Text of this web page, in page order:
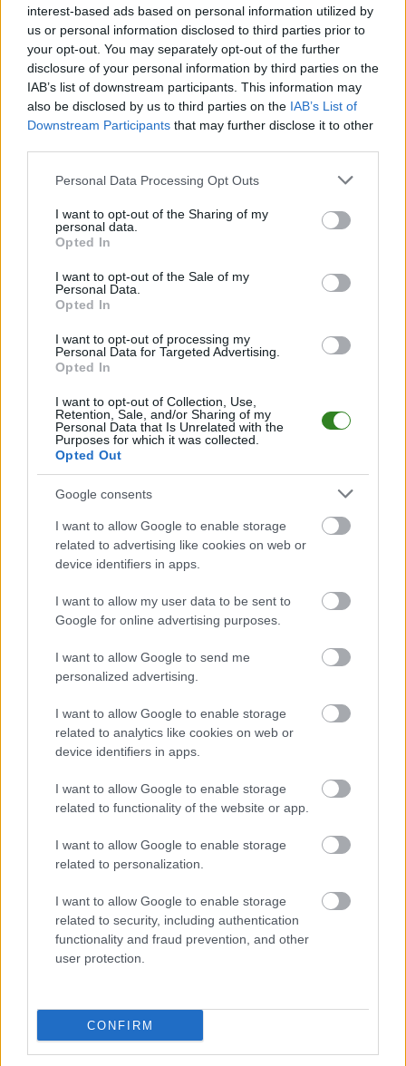
interest-based ads based on personal information utilized by
us or personal information disclosed to third parties prior to
your opt-out. You may separately opt-out of the further
disclosure of your personal information by third parties on the
IAB’s list of downstream participants. This information may
also be disclosed by us to third parties on the IAB’s List of
Downstream Participants that may further disclose it to other
Please note that this website/app uses one or more Google
not limited to your visit or usage behaviour. You may click to
grant or deny consent to Google and its third-party tags to
use your data for below specified purposes in below Google
consent section.
Personal Data Processing Opt Outs
I want to opt-out of the Sharing of my
personal data.
Opted In
I want to opt-out of the Sale of my
Personal Data.
Opted In
I want to opt-out of processing my
Personal Data for Targeted Advertising.
Opted In
I want to opt-out of Collection, Use,
Retention, Sale, and/or Sharing of my
Personal Data that Is Unrelated with the
Purposes for which it was collected.
Opted Out
Google consents
I want to allow Google to enable storage
related to advertising like cookies on web or
device identifiers in apps.
I want to allow my user data to be sent to
Google for online advertising purposes.
I want to allow Google to send me
personalized advertising.
I want to allow Google to enable storage
related to analytics like cookies on web or
device identifiers in apps.
I want to allow Google to enable storage
related to functionality of the website or app.
I want to allow Google to enable storage
related to personalization.
I want to allow Google to enable storage
related to security, including authentication
functionality and fraud prevention, and other
user protection.
CONFIRM
Wynik meczu Zorza Jagiełła vs KS Kisielów
Po zakończeniu spotkania automatycznie publikujemyoficjalny wynik
spotkania, a także dane meczowe, jeśli są dostępne.
Pełny harmonogram rozgrywek dostępny jest tutaj:Jarosław > Klasa B
Przeworsk - terminarz
Informacje o składach i strzelcach
W miarę dostępności danych, publikujemyskłady wyjściowe,
aktualizujemy zależnie od poziomu ligi i dostępnych źródeł.
Śledź mecze swojej drużyny
Jeśli jesteś kibicem klubu Zorza Jagiełła lub KS Kisielów - zaglądaj tutaj
meczów, wynikach, transferach i newsach klubowych
PodkarpacieLive.pl to największa baza
piłkarskichw województwie. Sprawdź nasze relacje, śledź ulubioną ligę i
Analiza przed meczem: Zorza Jagiełła vs KS Kisielów
Jarosław > Klasa B Przeworsk. Spotkanie zostanie rozegrane w dniu 29
marca 2026. Początek meczu o godz. 11:30.
Zorza Jagiełłaprzystępuje do tego spotkania w roli gospodarza. Jak
drużyna radzi sobie w sezonie 2025/2026 rozgrywek Jarosław > Klasa B
Przeworsk przed własną publicznością? Na tej stronie możecie zobaczyć
tabelę uwzględniającą tylko mecze u siebie. W tabeli biorącej pod uwagę
KS Kisielów.
Jarosław > Klasa B Przeworsk - sytuacja w tabeli
(Zorza Jagiełła) zajmują
11. miejsce
w tabeli. Goście (KS Kisielów) plasują
3. miejscu.
bramkowe.
Zorza Jagiełła vs. KS Kisielów - relacja, wynik na żywo, transmisja
Wynik meczu Zorza Jagiełła - KS Kisielów znajdziesz na naszej stronie
zaraz po jego zakończeniu. Jeżeli szukasz informacji meczowych, zajrzyj
Zorza Jagiełła vs. KS Kisielów - wynik, składy, strzelcy
Jeżeli w internecie lub TV dostępna jest
albo innych spotkań Jarosław > Klasa B
Przeworsk na pewno znajdziesz takie informacje na naszym portalu.
Możliwe jednak, że nigdzie nie pojawi się stream online z tego pojedynku.
Asseco Resovia| Developres Rzeszów |ITA TOOLS Stal Mielec
Cellfast Wilki Krosno| Texom Stal Rzeszów|Stal Mielec
Motor Lublin|Stal Rzeszów| Stal Stalowa Wola|Wisła Kraków
Resovia|Wieczysta Kraków
Mecze dziś Wyniki LIVE Transmisje